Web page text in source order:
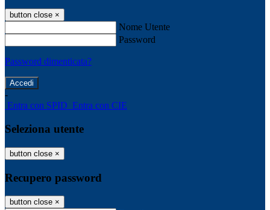
button close ×
Nome Utente
Password
Password dimenticata?
-
Entra con SPID Entra con CIE
Seleziona utente
button close ×
Recupero password
button close ×